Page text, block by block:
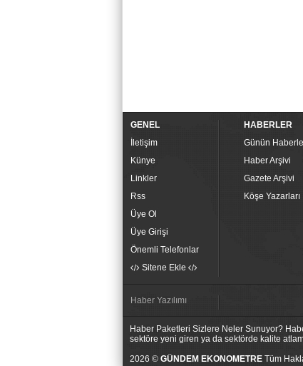
GENEL
İletişim
Künye
Linkler
Rss
Üye Ol
Üye Girişi
Önemli Telefonlar
Sitene Ekle
HABERLER
Günün
Haber Arşivi
Gazete Arşivi
Köşe Yazarları
Haber Yazılımı
Haber Paketleri Sizlere Neler Sunuyor?
sektöre yeni giren ya da sektörde kalite
2026 © GÜNDEM EKONOMETRE Tüm